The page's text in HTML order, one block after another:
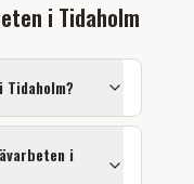
i Tidaholm
Tidaholm?
i